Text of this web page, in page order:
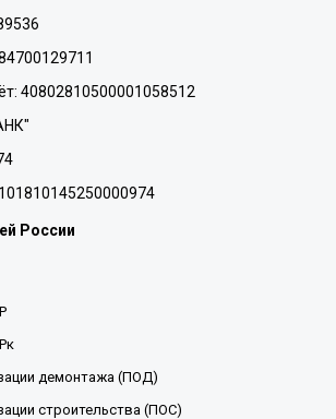
40802810500001058512
России
демонтажа (ПОД)
строительства (ПОС)